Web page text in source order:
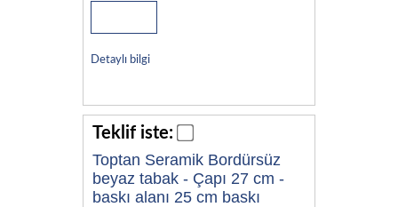
Detaylı bilgi
Teklif iste:
Toptan Seramik Bordürsüz
beyaz tabak - Çapı 27 cm -
baskı alanı 25 cm baskı